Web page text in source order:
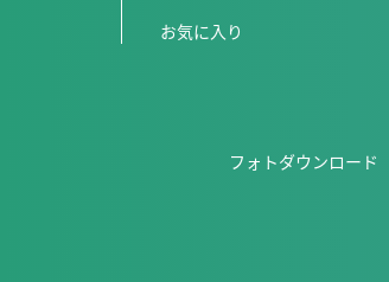
お気に入り
フォトダウンロード